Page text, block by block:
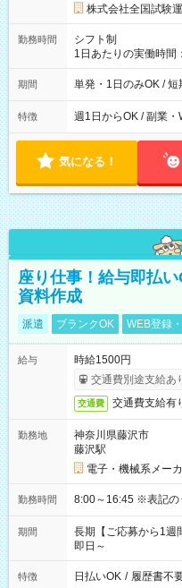
円の場合あり ・国家
円（役割手当＋100円）
間】試用期間なし
株式会社全国試験
勤務時間
シフト制
1日あたりの実働時
間は 試験により異
期間 単発・1日のみOK / 短
特徴 週1日からOK / 副業
気になる！
座り仕事！給与即払
資料作成
派遣 ブランクOK WEB登録
給与
時給1500円
交通費別途支給あ
交通費 交通費支給有
勤務地
神奈川県藤沢市
藤沢駅
電子・機械系メー
勤務時間 8:00～
期間
長期【ご応募から1週
即日～
特徴 日払いOK / 履歴書不